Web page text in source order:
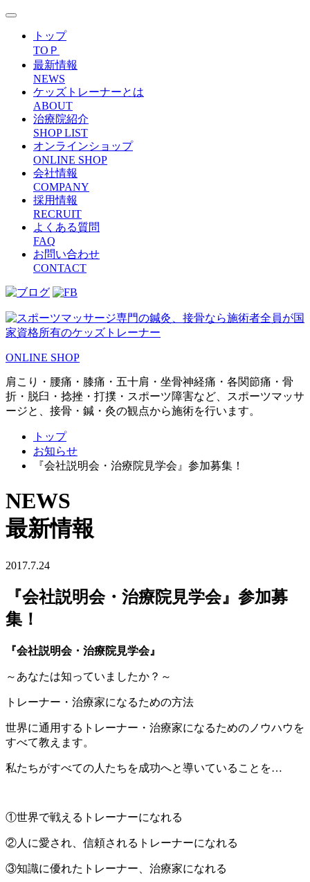
トップ
TOＰ
最新情報
NEWS
ケッズトレーナーとは
ABOUT
治療院紹介
SHOP LIST
オンラインショップ
ONLINE SHOP
会社情報
COMPANY
採用情報
RECRUIT
よくある質問
FAQ
お問い合わせ
CONTACT
ONLINE SHOP
肩こり・腰痛・膝痛・五十肩・坐骨神経痛・各関節痛・骨
折・脱臼・捻挫・打撲・スポーツ障害など、スポーツマッサ
ージと、接骨・鍼・灸の観点から施術を行います。
トップ
お知らせ
『会社説明会・治療院見学会』参加募集！
NEWS
最新情報
2017.7.24
『会社説明会・治療院見学会』参加募
集！
『会社説明会・治療院見学会』
～あなたは知っていましたか？～
トレーナー・治療家になるための方法
世界に通用するトレーナー・治療家になるためのノウハウを
すべて教えます。
私たちがすべての人たちを成功へと導いていることを…
①世界で戦えるトレーナーになれる
②人に愛され、信頼されるトレーナーになれる
③知識に優れたトレーナー、治療家になれる